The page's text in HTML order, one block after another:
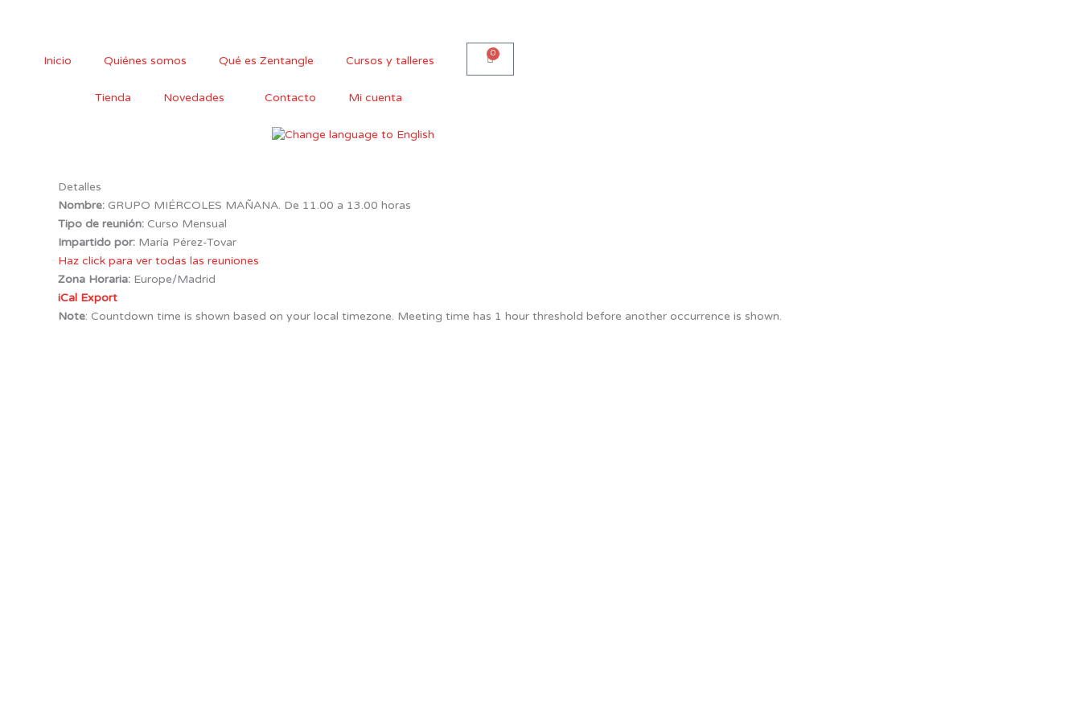
Inicio
Quiénes somos Qué es Zentangle Cursos y talleres
Tienda Novedades Contacto Mi cuenta
0
Carro
Detalles
Nombre: GRUPO MIÉRCOLES MAÑANA. De 11.00 a 13.00 horas
Tipo de reunión: Curso Mensual
Impartido por: María Pérez-Tovar
Haz click para ver todas las reuniones
Zona Horaria: Europe/Madrid
iCal Export
Note: Countdown time is shown based on your local timezone. Meeting time has 1 hour threshold before another occurrence is shown.